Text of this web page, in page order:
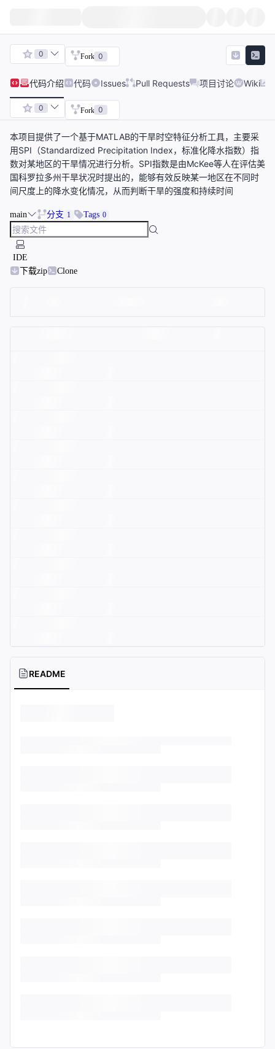
0 Fork 0
代码介绍 代码 Issues Pull Requests 项目讨论 Wiki
0 Fork 0
本项目提供了一个基于MATLAB的干旱时空特征分析工具，主要采
用SPI（Standardized Precipitation Index，标准化降水指数）指
数对某地区的干旱情况进行分析。SPI指数是由McKee等人在评估美
国科罗拉多州干旱状况时提出的，能够有效反映某一地区在不同时
间尺度上的降水变化情况，从而判断干旱的强度和持续时间
main 分支 1 Tags 0
IDE
下载zip
Clone
README